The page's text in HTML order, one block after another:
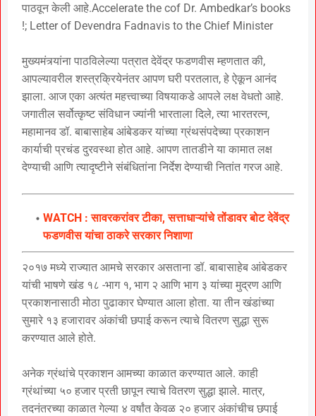
पाठवून केली आहे.Accelerate the cof Dr. Ambedkar’s books
!; Letter of Devendra Fadnavis to the Chief Minister
मुख्यमंत्र्यांना पाठविलेल्या पत्रात देवेंद्र फडणवीस म्हणतात की,
आपल्यावरील शस्त्रक्रियेनंतर आपण घरी परतलात, हे ऐकून आनंद
झाला. आज एका अत्यंत महत्त्वाच्या विषयाकडे आपले लक्ष वेधतो आहे.
जगातील सर्वोत्कृष्ट संविधान ज्यांनी भारताला दिले, त्या भारतरत्न,
महामानव डॉ. बाबासाहेब आंबेडकर यांच्या ग्रंथसंपदेच्या प्रकाशन
कार्याची प्रचंड दुरवस्था होत आहे. आपण तातडीने या कामात लक्ष
देण्याची आणि त्यादृष्टीने संबंधितांना निर्देश देण्याची नितांत गरज आहे.
WATCH : सावरकरांवर टीका, सत्ताधाऱ्यांचे तोंडावर बोट देवेंद्र
फडणवीस यांचा ठाकरे सरकार निशाणा
२०१७ मध्ये राज्यात आमचे सरकार असताना डॉ. बाबासाहेब आंबेडकर
यांची भाषणे खंड १८ -भाग १, भाग २ आणि भाग ३ यांच्या मुद्रण आणि
प्रकाशनासाठी मोठा पुढाकार घेण्यात आला होता. या तीन खंडांच्या
सुमारे १३ हजारावर अंकांची छपाई करून त्याचे वितरण सुद्धा सुरू
करण्यात आले होते.
अनेक ग्रंथांचे प्रकाशन आमच्या काळात करण्यात आले. काही
ग्रंथांच्या ५० हजार प्रती छापून त्याचे वितरण सुद्धा झाले. मात्र,
तदनंतरच्या काळात गेल्या ४ वर्षांत केवळ २० हजार अंकांचीच छपाई